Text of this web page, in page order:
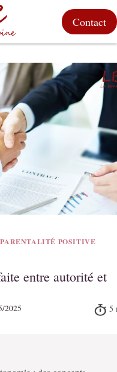
Contact
PARENTALITÉ POSITIVE
entre autorité et
2025